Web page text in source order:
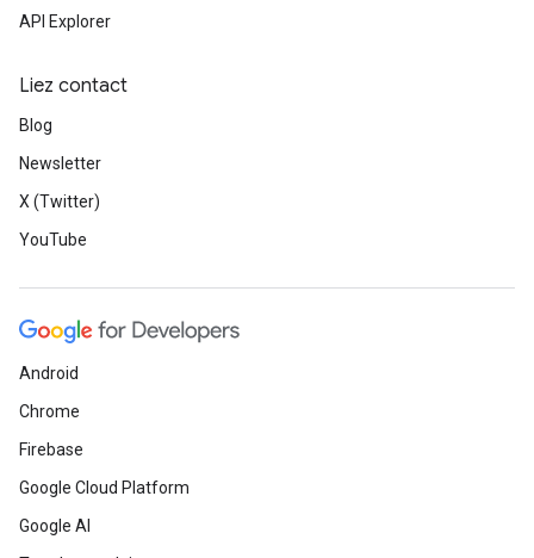
API Explorer
Liez contact
Blog
Newsletter
X (Twitter)
YouTube
Android
Chrome
Firebase
Google Cloud Platform
Google AI